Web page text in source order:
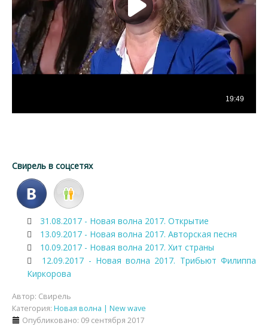
Свирель в соцсетях
31.08.2017 - Новая волна 2017. Открытие
13.09.2017 - Новая волна 2017. Авторская песня
10.09.2017 - Новая волна 2017. Хит страны
12.09.2017 - Новая волна 2017. Трибьют Филиппа
Киркорова
Автор: Свирель
Категория: Новая волна | New wave
Опубликовано: 09 сентября 2017